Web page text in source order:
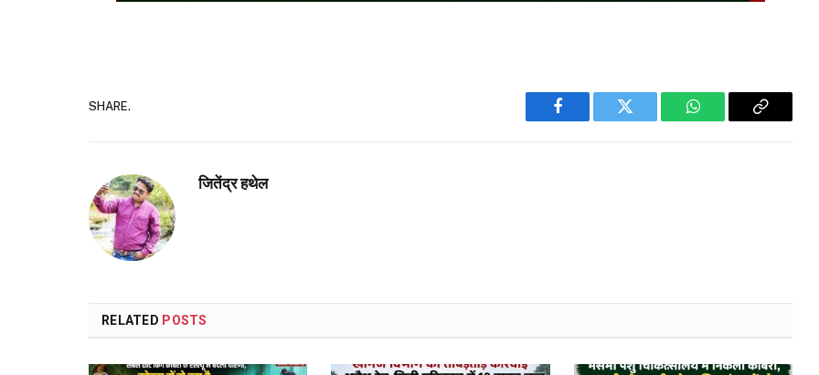
SHARE.
Facebook Twitter WhatsAppCopy
जितेंद्र हथेल
RELATED POSTS